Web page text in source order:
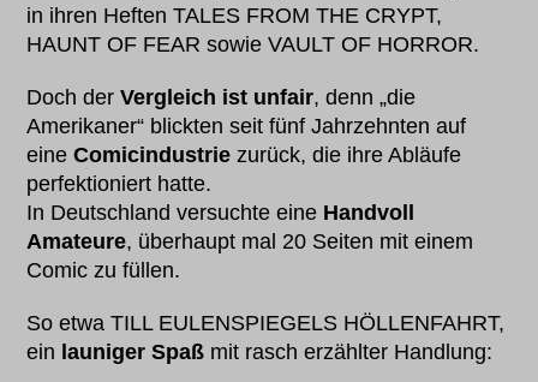
in ihren Heften TALES FROM THE CRYPT,
HAUNT OF FEAR sowie VAULT OF HORROR.
Doch derVergleich ist unfair, denn „die
Amerikaner“ blickten seit fünf Jahrzehnten auf
eineComicindustrie zurück, die ihre Abläufe
perfektioniert hatte.
In Deutschland versuchte eine Handvoll
Amateure, überhaupt mal 20 Seiten mit einem
Comic zu füllen.
So etwa TILL EULENSPIEGELS HÖLLENFAHRT,
ein launiger Spaß mit rasch erzählter Handlung: